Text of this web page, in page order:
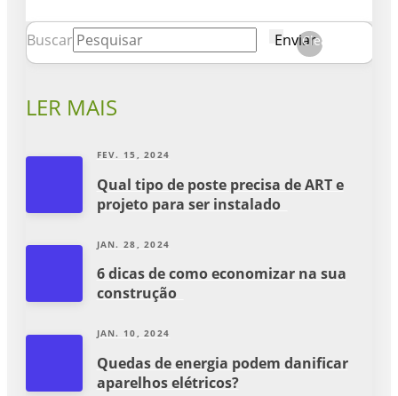
Buscar Enviar
Clear
LER MAIS
FEV. 15, 2024
Qual tipo de poste precisa de ART e
projeto para ser instalado
JAN. 28, 2024
6 dicas de como economizar na sua
construção
JAN. 10, 2024
Quedas de energia podem danificar
aparelhos elétricos?